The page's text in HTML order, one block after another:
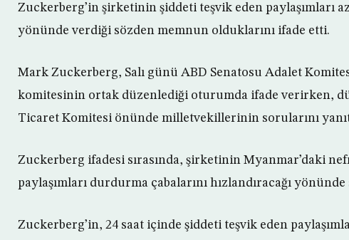
Zuckerberg’in şirketinin şiddeti teşvik eden paylaşımları
yönünde verdiği sözden memnun olduklarını ifade etti.
Mark Zuckerberg, Salı günü ABD Senatosu Adalet
komitesinin ortak düzenlediği oturumda ifade verirken,
Ticaret Komitesi önünde milletvekillerinin sorularını
Zuckerberg ifadesi sırasında, şirketinin Myanmar’daki
paylaşımları durdurma çabalarını hızlandıracağı
Zuckerberg’in, 24 saat içinde şiddeti teşvik eden